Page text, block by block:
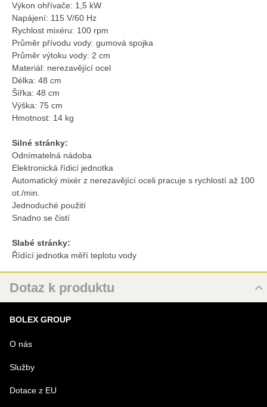
Výkon ohřívače: 1,5 kW
Napájení: 115 V/60 Hz
Rychlost mixéru: 100 rpm
Průměr přívodu vody: gumová spojka
Průměr výtoku vody: 2 cm
Materiál: nerezavějící ocel
Délka: 48 cm
Šířka: 48 cm
Výška: 75 cm
Hmotnost: 14 kg
Silné stránky:
Odnímatelná nádoba
Elektronická řídicí jednotka
Automatický mixér z nerezavějící oceli pracuje s rychlostí až 100
ot./min.
Jednoduché použití
Snadno se čistí
Slabé stránky:
Řídící jednotka měří teplotu vody
Dotaz k produktu
URL
PRODUKT
BOLEX GROUP
O nás
Služby
Dotace z EU